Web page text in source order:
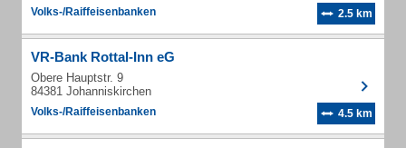
Volks-/Raiffeisenbanken 2.5 km
VR-Bank Rottal-Inn eG
Obere Hauptstr. 9
84381 Johanniskirchen
Volks-/Raiffeisenbanken 4.5 km